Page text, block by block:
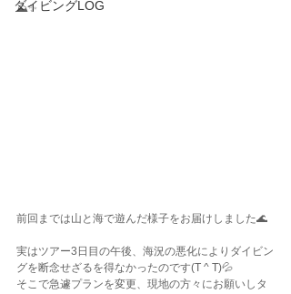
ダイビングLOG
⛰️✨
前回までは山と海で遊んだ様子をお届けしました🌊
実はツアー3日目の午後、海況の悪化によりダイビン
グを断念せざるを得なかったのです(T ^ T)💦
そこで急遽プランを変更、現地の方々にお願いしタ